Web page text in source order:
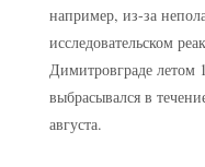
например, из-за
исследовательском
Димитровграде летом
выбрасывался в
августа.